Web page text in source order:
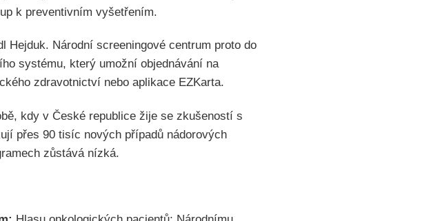
k preventivním vyšetřením.
Hejduk. Národní screeningové centrum proto do
systému, který umožní objednávání na
zdravotnictví nebo aplikace EZKarta.
kdy v České republice žije se zkušeností s
přes 90 tisíc nových případů nádorových
zůstává nízká.